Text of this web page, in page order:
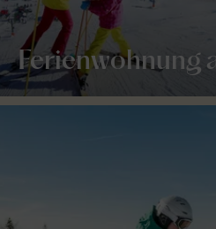
Ferienwohnung